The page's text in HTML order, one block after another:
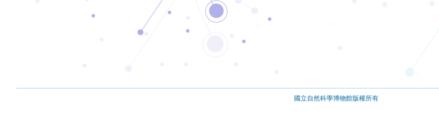
國立自然科學博物館版權所有